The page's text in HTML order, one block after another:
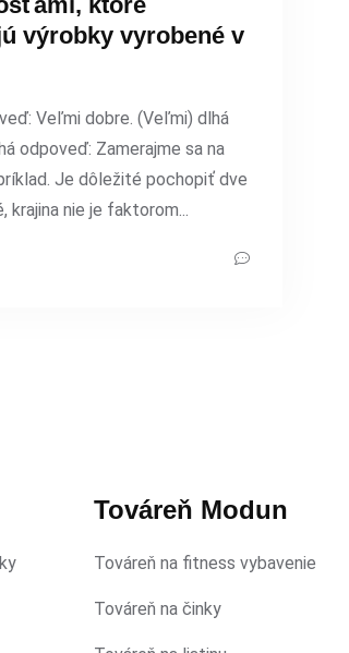
výrobky vyrobené v
Veľmi dobre. (Veľmi) dlhá
odpoveď: Zamerajme sa na
Je dôležité pochopiť dve
krajina nie je faktorom...
Továreň Modun
Továreň na fitness vybavenie
Továreň na činky